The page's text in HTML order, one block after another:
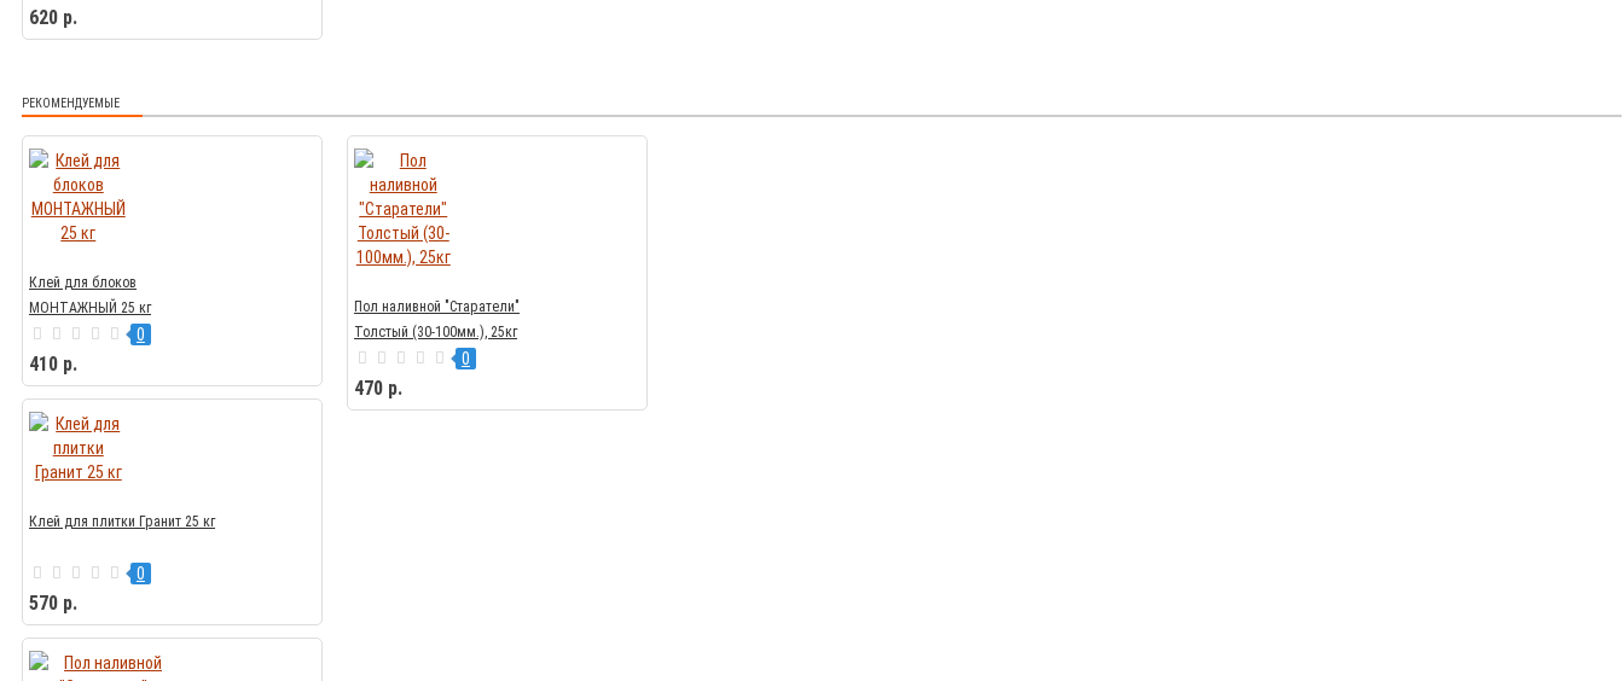
620 р.
РЕКОМЕНДУЕМЫЕ
Клей для блоков
МОНТАЖНЫЙ 25 кг
0
410 р.
Клей для плитки Гранит 25 кг
0
570 р.
Пол наливной "Старатели"
Толстый (30-100мм.), 25кг
0
470 р.